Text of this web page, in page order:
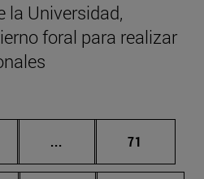
la Universidad,
foral para realizar
... Páginas intermedias
Página
71